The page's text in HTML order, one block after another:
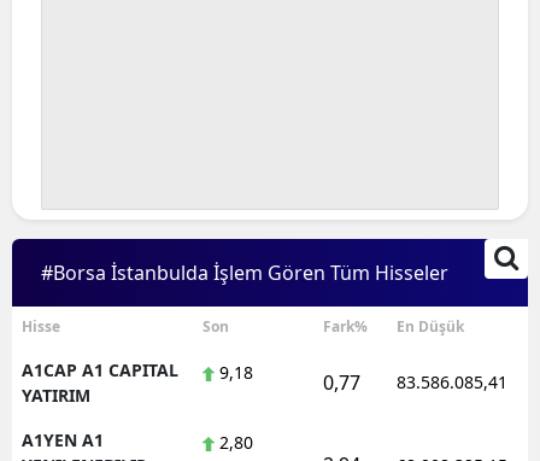
#Borsa İstanbulda İşlem Gören Tüm Hisseler
Hisse Son Fark% En Düşük
A1CAP A1 CAPITAL
YATIRIM
9,18 0,77 83.586.085,41
A1YEN A1
2,80